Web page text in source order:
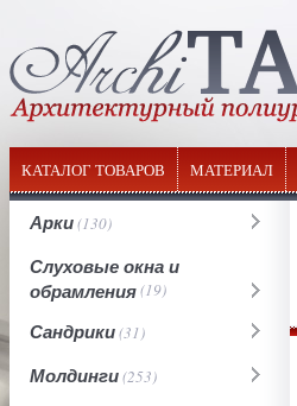
КАТАЛОГ ТОВАРОВ МАТЕРИАЛ
Арки(130)
Слуховые окна и
обрамления(19)
Сандрики(31)
Молдинги(253)